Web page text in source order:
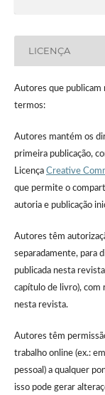
LICENÇA
Autores que publicam
termos:
Autores mantém os
primeira publicação,
Licença Creative
que permite o
autoria e publicação
Autores têm
separadamente, para
publicada nesta
capítulo de livro), com
nesta revista.
Autores têm
trabalho online (ex.:
pessoal) a qualquer
isso pode gerar